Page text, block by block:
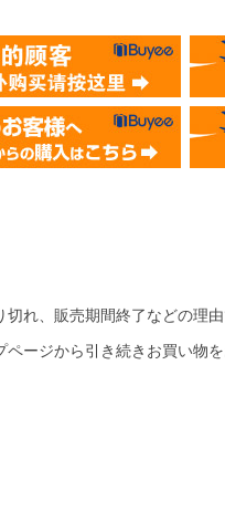
れ、販売期間終了などの理
ージから引き続きお買い物を